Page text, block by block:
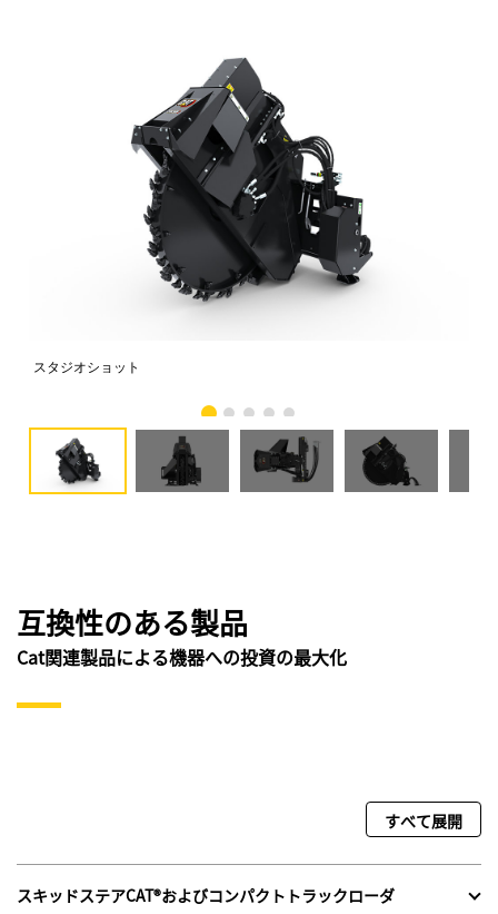
スタジオショット
互換性のある製品
Cat関連製品による機器への投資の最大化
すべて展開
スキッドステアCAT®およびコンパクトトラックローダ